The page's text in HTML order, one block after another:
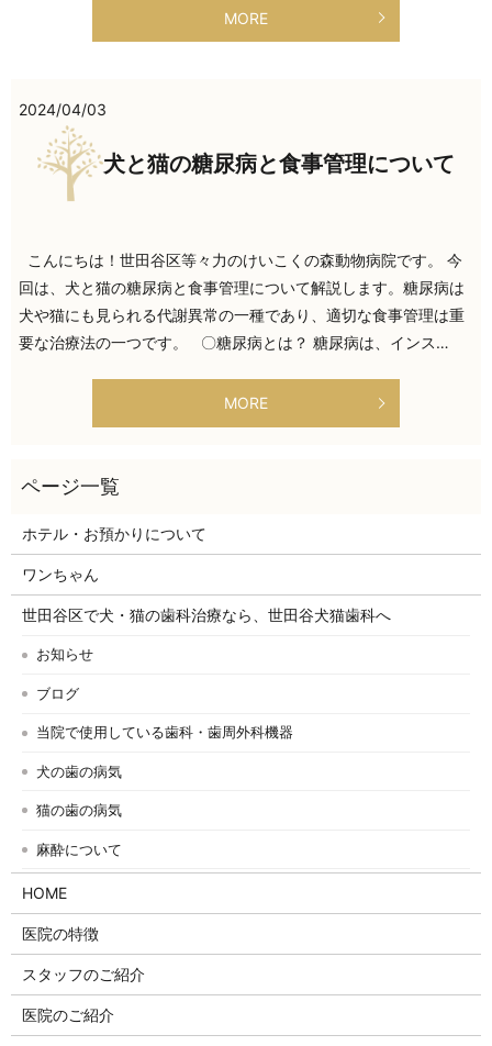
MORE
2024/04/03
犬と猫の糖尿病と食事管理について
こんにちは！世田谷区等々力のけいこくの森動物病院です。 今
回は、犬と猫の糖尿病と食事管理について解説します。糖尿病は
犬や猫にも見られる代謝異常の一種であり、適切な食事管理は重
要な治療法の一つです。 〇糖尿病とは？ 糖尿病は、インス…
MORE
ホテル・お預かりについて
ワンちゃん
世田谷区で犬・猫の歯科治療なら、世田谷犬猫歯科へ
お知らせ
ブログ
当院で使用している歯科・歯周外科機器
犬の歯の病気
猫の歯の病気
麻酔について
HOME
医院の特徴
スタッフのご紹介
医院のご紹介